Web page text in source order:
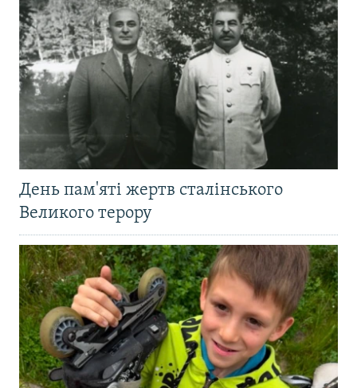
День пам'яті жертв сталінського
Великого терору